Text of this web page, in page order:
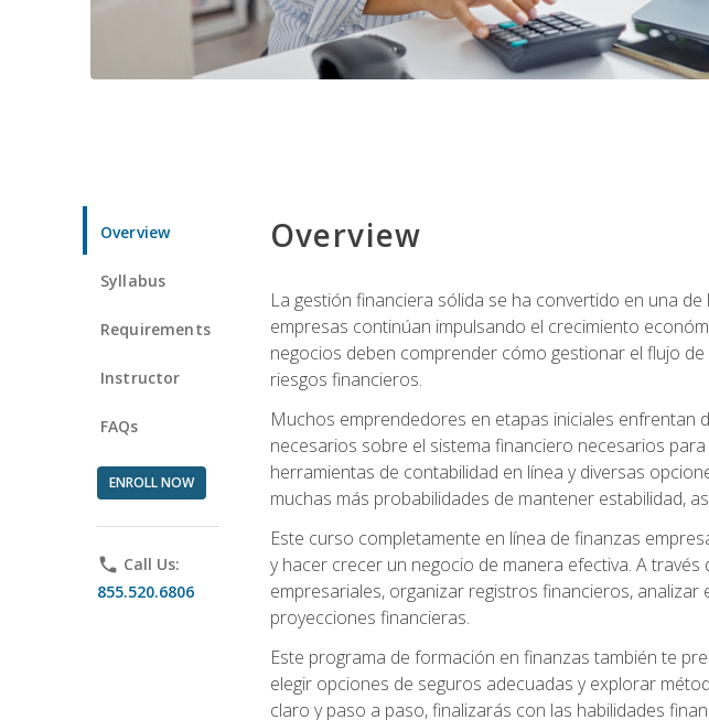
Overview
Syllabus
Requirements
Instructor
FAQs
ENROLL NOW
phone Call Us:
855.520.6806
Overview
La gestión financiera sólida se ha convertido en una
empresas continúan impulsando el crecimiento
negocios deben comprender cómo gestionar el flujo
riesgos financieros.
Muchos emprendedores en etapas iniciales
necesarios sobre el sistema financiero necesarios
herramientas de contabilidad en línea y diversas
muchas más probabilidades de mantener estabilidad,
Este curso completamente en línea de finanzas
y hacer crecer un negocio de manera efectiva. A
empresariales, organizar registros financieros,
proyecciones financieras.
Este programa de formación en finanzas también te
elegir opciones de seguros adecuadas y explorar
claro y paso a paso, finalizarás con las habilidades